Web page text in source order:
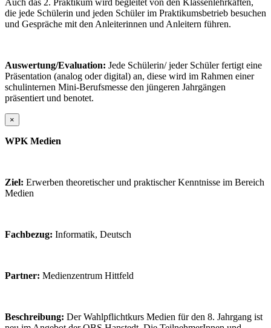
Auch das 2. Praktikum wird begleitet von den Klassenlehrkäften,
die jede Schülerin und jeden Schüler im Praktikumsbetrieb besuchen
und Gespräche mit den Anleiterinnen und Anleitern führen.
Auswertung/Evaluation: Jede Schülerin/ jeder Schüler fertigt eine
Präsentation (analog oder digital) an, diese wird im Rahmen einer
schulinternen Mini-Berufsmesse den jüngeren Jahrgängen
präsentiert und benotet.
×
WPK Medien
Ziel: Erwerben theoretischer und praktischer Kenntnisse im Bereich
Medien
Fachbezug: Informatik, Deutsch
Partner: Medienzentrum Hittfeld
Beschreibung: Der Wahlpflichtkurs Medien für den 8. Jahrgang ist